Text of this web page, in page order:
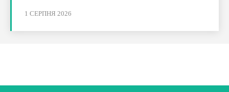
1 СЕРПНЯ 2026